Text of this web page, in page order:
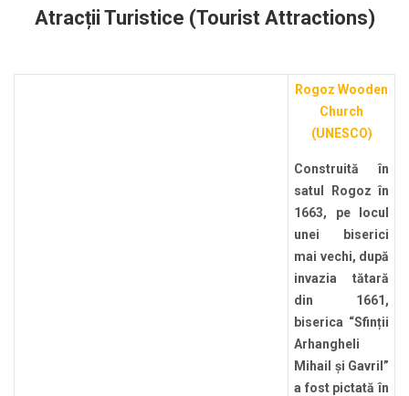
Atracții Turistice (Tourist Attractions)
Rogoz Wooden
Church
(UNESCO)
Construită în
satul Rogoz în
1663, pe locul
unei biserici
mai vechi, după
invazia tătară
din 1661,
biserica “Sfinții
Arhangheli
Mihail și Gavril”
a fost pictată în